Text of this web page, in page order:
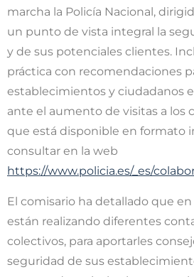
marcha la Policía Nacional,
un punto de vista integral la
y de sus potenciales clientes.
práctica con recomendaciones
establecimientos y ciudadanos
ante el aumento de visitas a los
que está disponible en formato
consultar en la web
https://www.policia.es/_es/
El comisario ha detallado que
están realizando diferentes
colectivos, para aportarles
seguridad de sus